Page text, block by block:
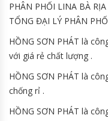
PHÂN PHỐI LINA BÀ
TỔNG ĐẠI LÝ PHÂN
HỒNG SƠN PHÁT là
với giá rẻ chất lượng .
HỒNG SƠN PHÁT là
chống rỉ .
HỒNG SƠN PHÁT là